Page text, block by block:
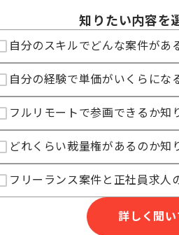
ムワーク
React
AWS
ル
GitHub , Git
参画実績あり , 20代活躍
案件でございます。
かすことができます。
知りたい内容を
自分のスキルでどんな案件があ
自分の経験で単価がいくらにな
フルリモートで参画できるか知
どれくらい裁量権があるのか知
フリーランス案件と正社員求人
詳しく聞い